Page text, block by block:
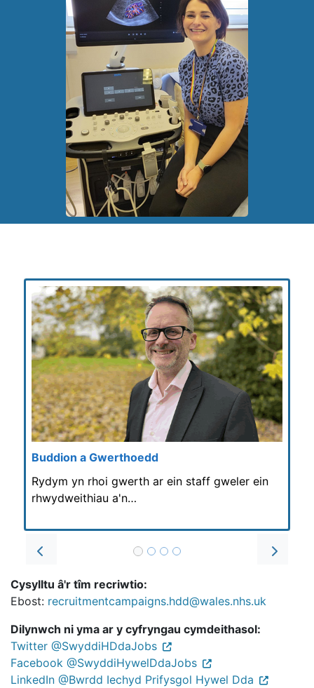
Buddion a Gwerthoedd
Rydym yn rhoi gwerth ar ein staff gweler ein
rhwydweithiau a'n…
Prev
Next
Cysylltu â'r tîm recriwtio:
Ebost: recruitmentcampaigns.hdd@wales.nhs.uk
Dilynwch ni yma ar y cyfryngau cymdeithasol:
Twitter @SwyddiHDdaJobs
Facebook @SwyddiHywelDdaJobs
LinkedIn @Bwrdd Iechyd Prifysgol Hywel Dda